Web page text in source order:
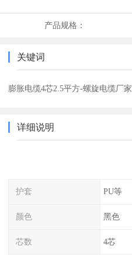
产品规格：
关键词
膨胀电缆4芯2.5平方-螺旋电缆厂家
详细说明
护套 PU等
颜色 黑色
芯数 4芯